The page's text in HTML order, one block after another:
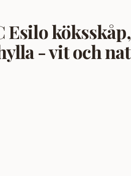
- vit och